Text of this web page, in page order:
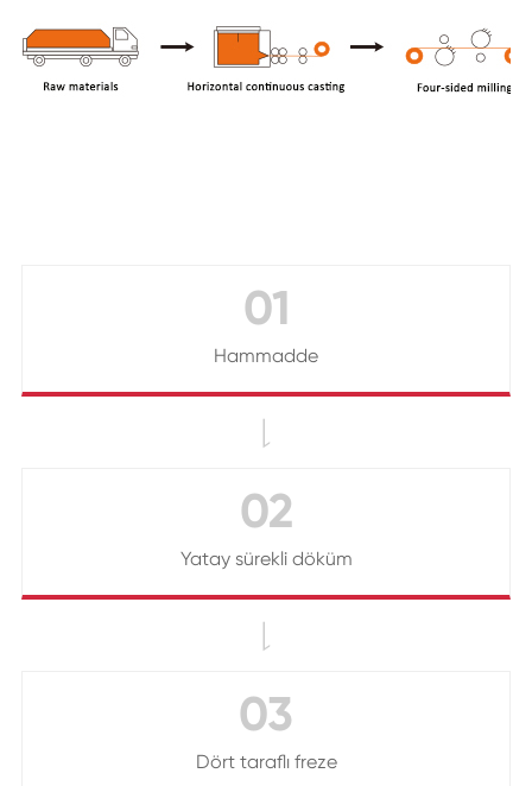
01
Hammadde

02
Yatay sürekli döküm

03
Dört taraflı freze